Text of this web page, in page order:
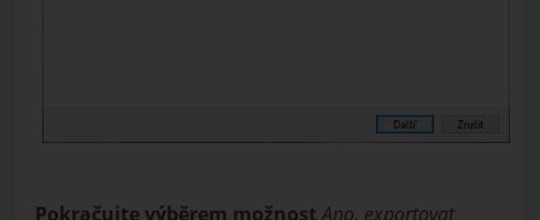
Pokračujte výběrem možnost Ano, exportovat